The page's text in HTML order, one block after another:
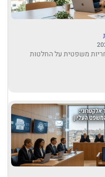
משפטית על החלטות